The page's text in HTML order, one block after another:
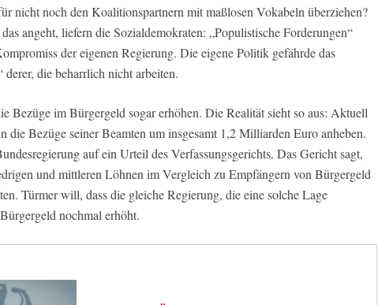
nicht noch den Koalitionspartnern mit maßlosen Vokabeln überziehen?
angeht, liefern die Sozialdemokraten: „Populistische Forderungen“
der eigenen Regierung. Die eigene Politik gefährde das
derer, die beharrlich nicht arbeiten.
Bezüge im Bürgergeld sogar erhöhen. Die Realität sieht so aus: Aktuell
die Bezüge seiner Beamten um insgesamt 1,2 Milliarden Euro anheben.
auf ein Urteil des Verfassungsgerichts. Das Gericht sagt,
und mittleren Löhnen im Vergleich zu Empfängern von Bürgergeld
Türmer will, dass die gleiche Regierung, die eine solche Lage
nochmal erhöht.